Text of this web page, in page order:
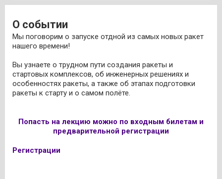
О событии
Мы поговорим о запуске отдной из самых новых ракет
нашего времени!
Вы узнаете о трудном пути создания ракеты и
стартовых комплексов, об инженерных решениях и
особенностях ракеты, а также об этапах подготовки
ракеты к старту и о самом полёте.
Попасть на лекцию можно по входным билетам и
предварительной регистрации
Регистрации